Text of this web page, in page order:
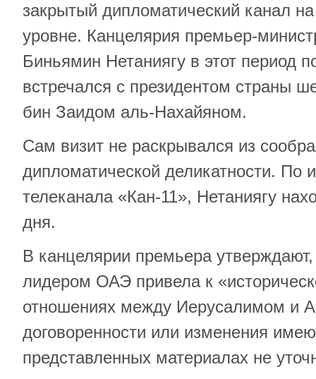
закрытый дипломатический канал
уровне. Канцелярия премьер-
Биньямин Нетаниягу в этот период
встречался с президентом страны
бин Заидом аль-Нахайяном.
Сам визит не раскрывался из
дипломатической деликатности. По
телеканала «Кан-11», Нетаниягу
дня.
В канцелярии премьера утверждают,
лидером ОАЭ привела к
отношениях между Иерусалимом и
договоренности или изменения
представленных материалах не